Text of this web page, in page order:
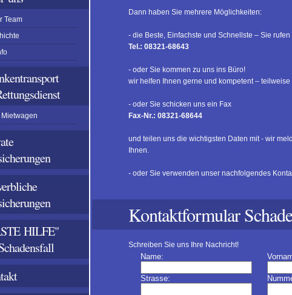
Team
Mietwagen
HILFE"
Dann haben Sie mehrere Möglichkeiten:
- die Beste, Einfachste und Schnellste – Sie
Tel.: 08321-68643
- oder Sie kommen zu uns ins Büro!
wir helfen Ihnen gerne und kompetent –
- oder Sie schicken uns ein Fax
Fax-Nr.: 08321-68644
und teilen uns die wichtigsten Daten mit - wir
Ihnen.
- oder Sie verwenden unser nachfolgendes
Kontaktformular
Schreiben Sie uns Ihre Nachricht!
Name:
Strasse: